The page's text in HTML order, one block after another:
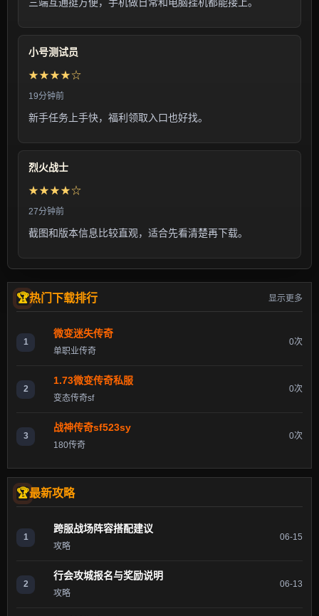
小号测试员
★★★★☆
19分钟前
新手任务上手快，福利领取入口也好找。
烈火战士
★★★★☆
27分钟前
截图和版本信息比较直观，适合先看清楚再下载。
热门下载排行 显示更多
1
微变迷失传奇
单职业传奇
0次
2
1.73微变传奇私服
变态传奇sf
0次
3
战神传奇sf523sy
180传奇
0次
最新攻略
1
跨服战场阵容搭配建议
攻略
06-15
2
行会攻城报名与奖励说明
攻略
06-13